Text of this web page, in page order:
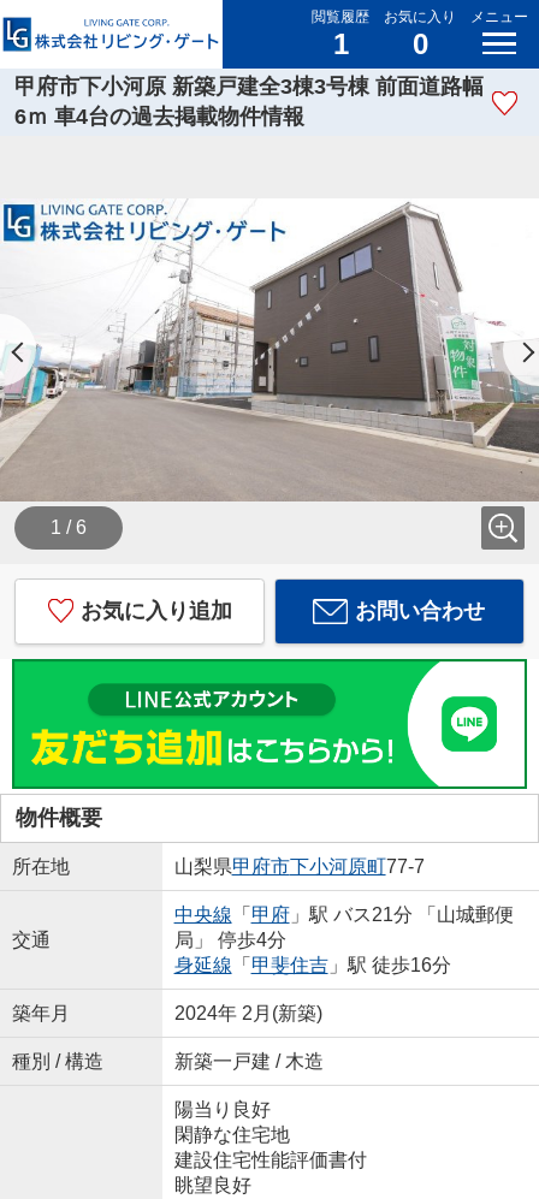
閲覧履歴
1
お気に入り
0
メニュー
甲府市下小河原 新築戸建全3棟3号棟 前面道路幅
6ｍ 車4台の過去掲載物件情報
1 / 6
お気に入り追加 お問い合わせ
物件概要
所在地 山梨県甲府市下小河原町77-7
交通
中央線 「 甲府」駅 バス21分 「山城郵便
局」 停歩4分
身延線 「 甲斐住吉」駅 徒歩16分
築年月 2024年 2月(新築)
種別 / 構造 新築一戸建 / 木造
陽当り良好
閑静な住宅地
建設住宅性能評価書付
眺望良好